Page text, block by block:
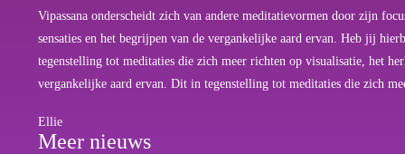
Vipassana onderscheidt zich van andere meditatievormen door zijn
sensaties en het begrijpen van de vergankelijke aard ervan. Heb jij
tegenstelling tot meditaties die zich meer richten op visualisatie, het
vergankelijke aard ervan. Dit in tegenstelling tot meditaties die zich
Ellie
Meer nieuws